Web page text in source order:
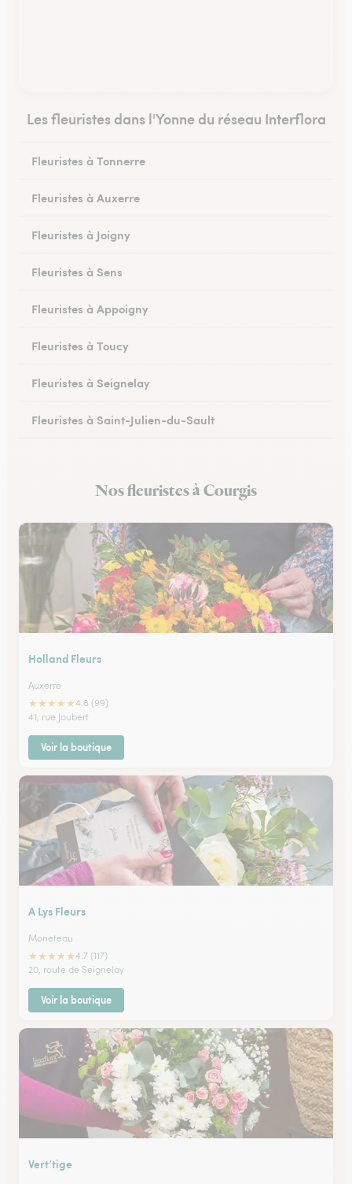
Les fleuristes dans l'Yonne du réseau Interflora
Fleuristes à Tonnerre
Fleuristes à Auxerre
Fleuristes à Joigny
Fleuristes à Sens
Fleuristes à Appoigny
Fleuristes à Toucy
Fleuristes à Seignelay
Fleuristes à Saint-Julien-du-Sault
Fleuristes à MonéteauNos fleuristes à Courgis
Holland Fleurs
Auxerre
★★★★★4.8 (99)
41, rue Joubert
Voir la boutique
A Lys Fleurs
Moneteau
★★★★★4.7 (117)
20, route de Seignelay
Voir la boutique
Vert’tige